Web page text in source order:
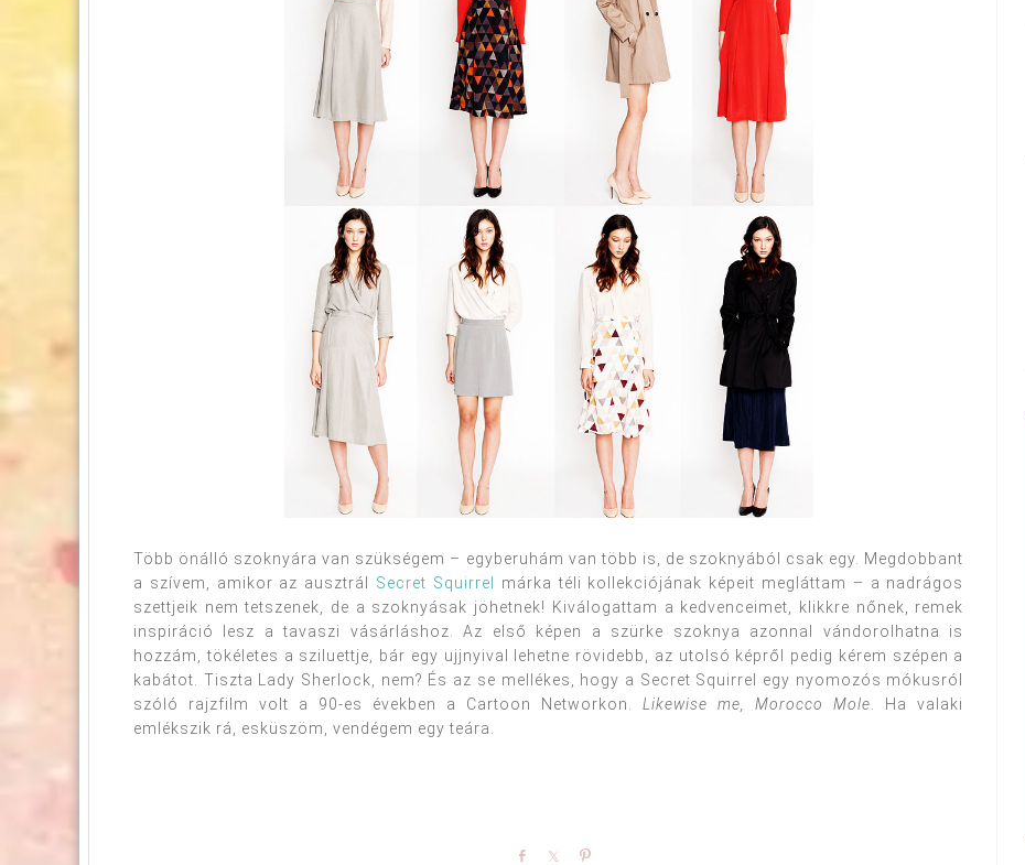
Több önálló szoknyára van szükségem – egyberuhám van több is, de szoknyából csak egy. Megdobbant
a szívem, amikor az ausztrál Secret Squirrel
márka téli kollekciójának képeit megláttam – a nadrágos
szettjeik nem tetszenek, de a szoknyásak jöhetnek! Kiválogattam a kedvenceimet, klikkre nőnek, remek
inspiráció lesz a tavaszi vásárláshoz. Az első képen a szürke szoknya azonnal vándorolhatna is
hozzám, tökéletes a sziluettje, bár egy ujjnyival lehetne rövidebb, az utolsó képről pedig kérem szépen a
kabátot. Tiszta Lady Sherlock, nem? És az se mellékes, hogy a Secret Squirrel egy nyomozós mókusról
szóló rajzfilm volt a 90-es években a Cartoon Networkon.Likewise me, Morocco Mole . Ha valaki
emlékszik rá, esküszöm, vendégem egy teára.
Share Share